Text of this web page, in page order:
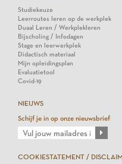
Studiekeuze
Leerroutes leren op de werkplek
Duaal Leren / Werkplekleren
Bijscholing / Infodagen
Stage en leerwerkplek
Didactisch materiaal
Mijn opleidingsplan
Evaluatietool
Covid-19
NIEUWS
Schijf je in op onze nieuwsbrief
COOKIESTATEMENT /